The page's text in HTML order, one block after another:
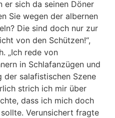
sich da seinen Döner
Sie wegen der albernen
Die sind doch nur zur
von den Schützen!“,
„Ich rede von
in Schlafanzügen und
der salafistischen Szene
strich ich mir über
dass ich mich doch
Verunsichert fragte